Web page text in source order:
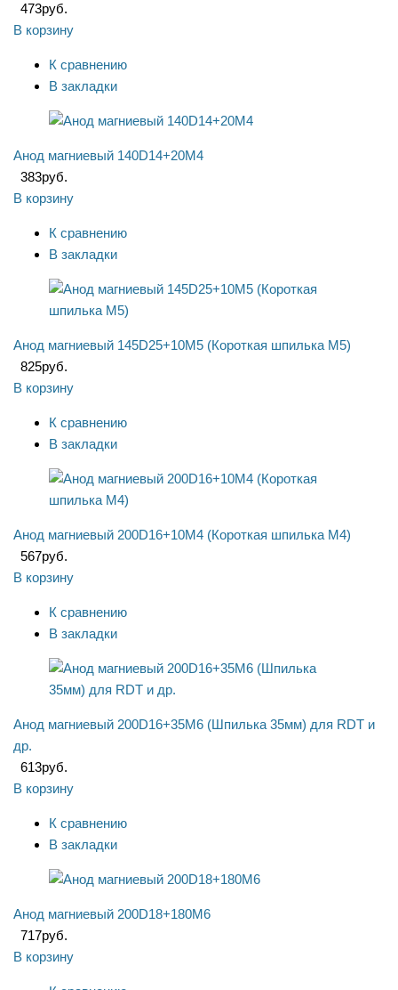
473руб.
В корзину
К сравнению
В закладки
Анод магниевый 140D14+20M4
383руб.
В корзину
К сравнению
В закладки
Анод магниевый 145D25+10M5 (Короткая шпилька М5)
825руб.
В корзину
К сравнению
В закладки
Анод магниевый 200D16+10M4 (Короткая шпилька М4)
567руб.
В корзину
К сравнению
В закладки
Анод магниевый 200D16+35M6 (Шпилька 35мм) для RDT и
др.
613руб.
В корзину
К сравнению
В закладки
Анод магниевый 200D18+180M6
717руб.
В корзину